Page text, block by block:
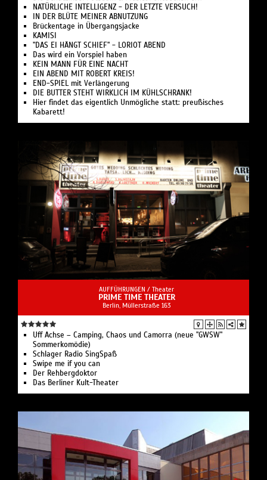
NATÜRLICHE INTELLIGENZ - DER LETZTE VERSUCH!
IN DER BLÜTE MEINER ABNUTZUNG
Brückentage in Übergangsjacke
KAMISI
"DAS EI HÄNGT SCHIEF" - LORIOT ABEND
Das wird ein Vorspiel haben
KEIN MANN FÜR EINE NACHT
EIN ABEND MIT ROBERT KREIS!
END-SPIEL mit Verlängerung
DIE BUTTER STEHT WIRKLICH IM KÜHLSCHRANK!
Hier findet das eigentlich Unmögliche statt: preußisches
Kabarett!
AUFFÜHRUNGEN / Theater
PRIME TIME THEATER
Berlin, ​Müllerstraße 163
Uff Achse – Camping, Chaos und Camorra (neue "GWSW"
Sommerkomödie)
Schlager Radio SingSpaß
Swipe me if you can
Der Rehbergdoktor
Das Berliner Kult-Theater